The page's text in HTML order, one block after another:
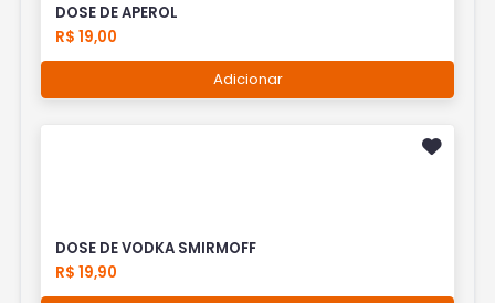
DOSE DE APEROL
R$ 19,00
Adicionar
DOSE DE VODKA SMIRMOFF
R$ 19,90